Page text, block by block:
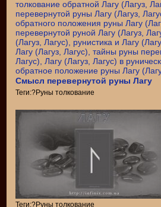
Смысл перевернутой руны Лагу
Теги:?Руны толкование
Теги:?Руны толкование